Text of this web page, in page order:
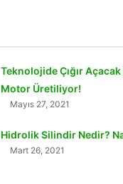
Teknolojide Çığır Açacak
Motor Üretiliyor!
Mayıs 27, 2021
Hidrolik Silindir Nedir?
Mart 26, 2021